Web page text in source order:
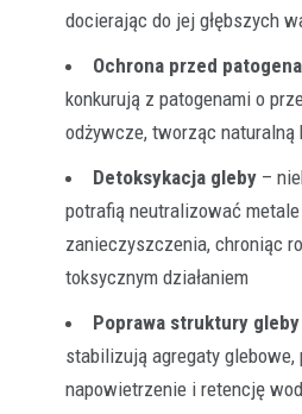
docierając do jej głębszych
Ochrona przed
konkurują z patogenami o
odżywcze, tworząc naturalną
Detoksykacja gleby –
potrafią neutralizować
zanieczyszczenia, chroniąc
toksycznym działaniem
Poprawa struktury gleby
stabilizują agregaty glebowe,
napowietrzenie i retencję